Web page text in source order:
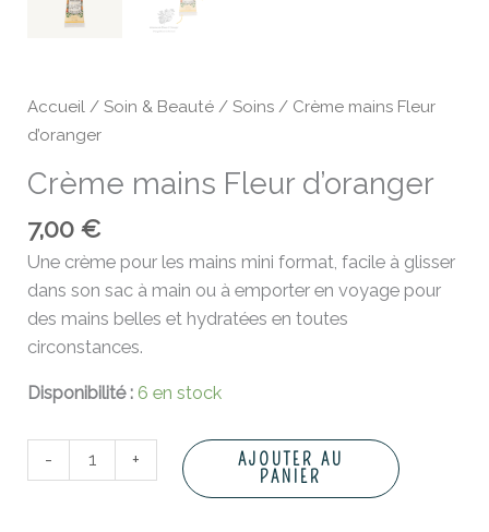
Accueil /Soin & Beauté /Soins / Crème mains Fleur
d’oranger
Crème mains Fleur d’oranger
7,00€
Une crème pour les mains mini format, facile à glisser
dans son sac à main ou à emporter en voyage pour
des mains belles et hydratées en toutes
circonstances.
Disponibilité : 6 en stock
- +
AJOUTER AU
PANIER